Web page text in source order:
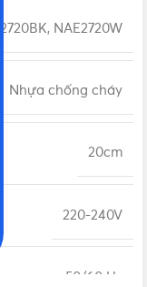
NAE2720W
Nhựa chống cháy
20cm
220-240V
50/60 Hz